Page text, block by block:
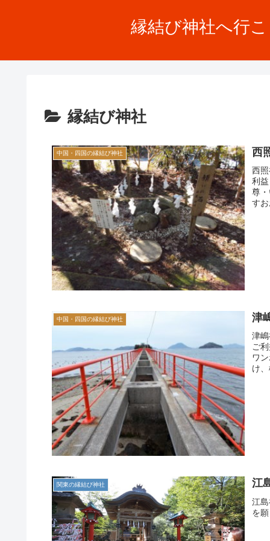
縁結び神社へ行
縁結び神社
中国・四国の縁結び神社 西
西
利
尊
す
中国・四国の縁結び神社 津
津
ご
ワ
け
関東の縁結び神社 江
江
を